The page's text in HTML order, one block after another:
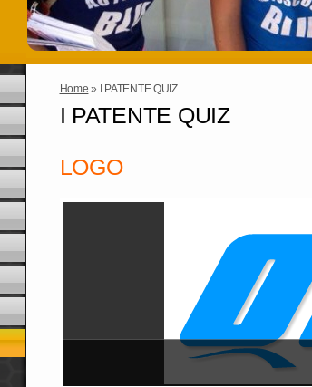
Home » I PATENTE QUIZ
I PATENTE QUIZ
LOGO